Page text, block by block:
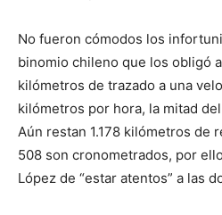
No fueron cómodos los
binomio chileno que los obligó
kilómetros de trazado a una
kilómetros por hora, la mitad
Aún restan 1.178 kilómetros de
508 son cronometrados, por
López de “estar atentos” a las